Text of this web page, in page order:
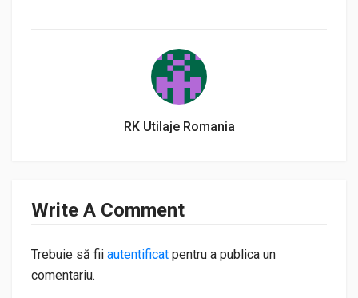
RK Utilaje Romania
Write A Comment
Trebuie să fii autentificat pentru a publica un
comentariu.